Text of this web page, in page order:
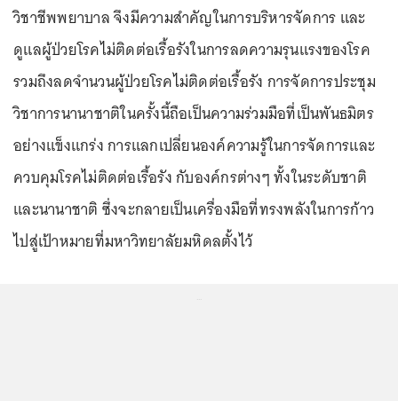
วิชาชีพพยาบาล จึงมีความสำคัญในการบริหารจัดการ และ
ดูแลผู้ป่วยโรคไม่ติดต่อเรื้อรังในการลดความรุนแรงของโรค
รวมถึงลดจำนวนผู้ป่วยโรคไม่ติดต่อเรื้อรัง การจัดการประชุม
วิชาการนานาชาติในครั้งนี้ถือเป็นความร่วมมือที่เป็นพันธมิตร
อย่างแข็งแกร่ง การแลกเปลี่ยนองค์ความรู้ในการจัดการและ
ควบคุมโรคไม่ติดต่อเรื้อรัง กับองค์กรต่างๆ ทั้งในระดับชาติ
และนานาชาติ ซึ่งจะกลายเป็นเครื่องมือที่ทรงพลังในการก้าว
ไปสู่เป้าหมายที่มหาวิทยาลัยมหิดลตั้งไว้